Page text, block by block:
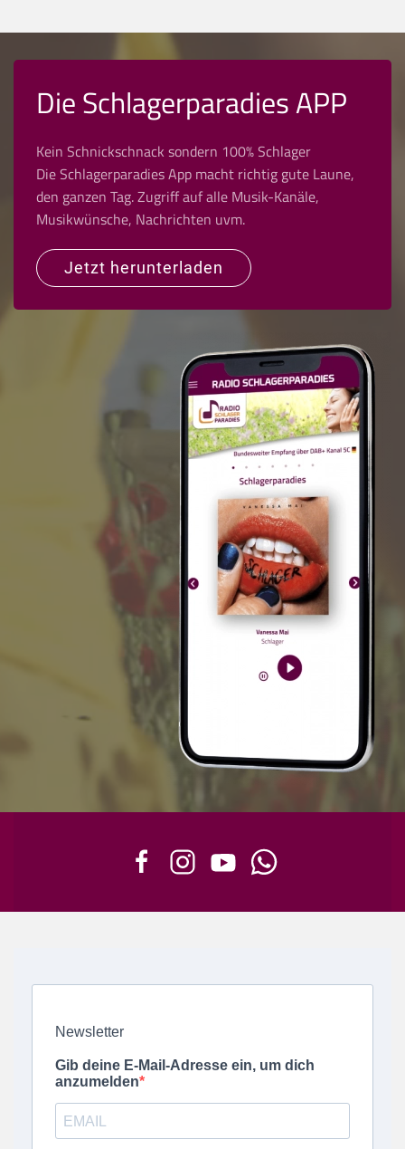
Die Schlagerparadies APP
Kein Schnickschnack sondern 100% Schlager
Die Schlagerparadies App macht richtig gute Laune,
den ganzen Tag. Zugriff auf alle Musik-Kanäle,
Musikwünsche, Nachrichten uvm.
Jetzt herunterladen